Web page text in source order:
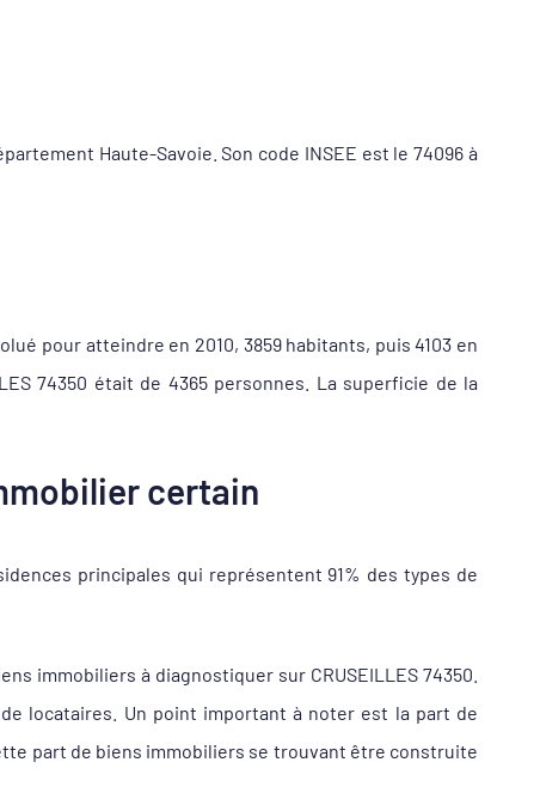
Haute-Savoie. Son code INSEE est le 74096 à
pour atteindre en 2010, 3859 habitants, puis 4103 en
74350 était de 4365 personnes. La superficie de la
certain
principales qui représentent 91% des types de
immobiliers à diagnostiquer sur CRUSEILLES 74350.
locataires. Un point important à noter est la part de
part de biens immobiliers se trouvant être construite